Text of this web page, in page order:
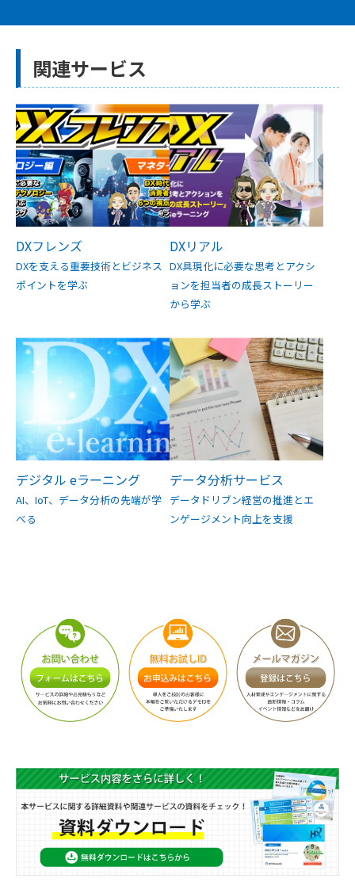
Ａ
（セット購入の場合は対象外です）
価格はお問い合せください。
関連サービス
DXフレンズ
DXを支える重要技術とビジネス
ポイントを学ぶ
DXリアル
DX具現化に必要な思考とアクシ
ョンを担当者の成長ストーリー
から学ぶ
デジタル eラーニング
AI、IoT、データ分析の先端が学
べる
データ分析サービス
データドリブン経営の推進とエ
ンゲージメント向上を支援